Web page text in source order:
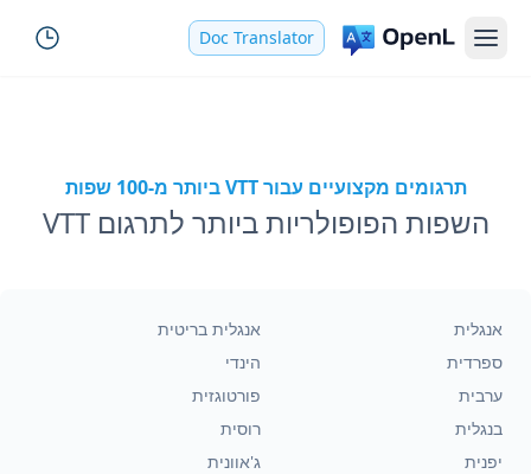
Doc Translator
תרגומים מקצועיים עבור VTT ביותר מ-100 שפות
השפות הפופולריות ביותר לתרגום VTT
אנגלית
אנגלית בריטית
ספרדית
הינדי
ערבית
פורטוגזית
בנגלית
רוסית
יפנית
ג'אוונית